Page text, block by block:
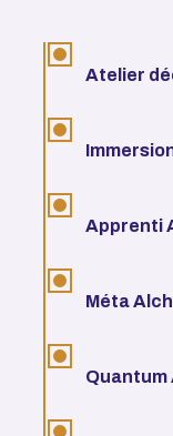
Atelier
Apprenti
Méta
Quantum